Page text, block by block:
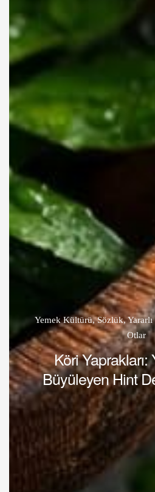
Yemek Kültürü,Sözlük,
Otlar
Köri
Büyüleyen Hint